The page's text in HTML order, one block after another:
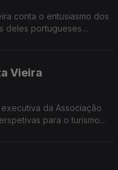
conta o entusiasmo dos
deles portugueses
Vieira
da Associação
para o turismo